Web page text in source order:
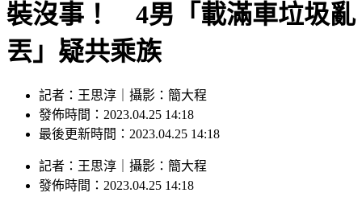
裝沒事！ 4男「載滿車垃圾亂
丟」疑共乘族
記者：王思淳｜攝影：簡大程
發佈時間：2023.04.25 14:18
最後更新時間：2023.04.25 14:18
記者 ： 王思淳 攝影 ： 簡大程
發佈時間： 2023.04.25 14:18